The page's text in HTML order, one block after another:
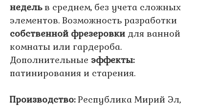
недельв среднем, без учета сложных
элементов. Возможность разработки
собственной фрезеровки для ванной
комнаты или гардероба.
Дополнительные эффекты:
патинирования и старения.
Производство:Республика Мирий Эл,